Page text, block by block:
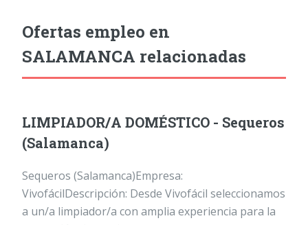
Ofertas empleo en
SALAMANCA relacionadas
LIMPIADOR/A DOMÉSTICO - Sequeros
(Salamanca)
Sequeros (Salamanca)Empresa:
VivofácilDescripción: Desde Vivofácil seleccionamos
a un/a limpiador/a con amplia experiencia para la